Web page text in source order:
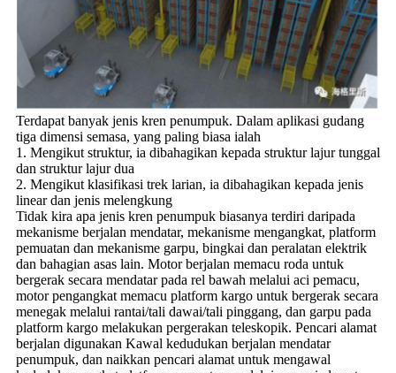
Terdapat banyak jenis kren penumpuk. Dalam aplikasi gudang
tiga dimensi semasa, yang paling biasa ialah
1. Mengikut struktur, ia dibahagikan kepada struktur lajur tunggal
dan struktur lajur dua
2. Mengikut klasifikasi trek larian, ia dibahagikan kepada jenis
linear dan jenis melengkung
Tidak kira apa jenis kren penumpuk biasanya terdiri daripada
mekanisme berjalan mendatar, mekanisme mengangkat, platform
pemuatan dan mekanisme garpu, bingkai dan peralatan elektrik
dan bahagian asas lain. Motor berjalan memacu roda untuk
bergerak secara mendatar pada rel bawah melalui aci pemacu,
motor pengangkat memacu platform kargo untuk bergerak secara
menegak melalui rantai/tali dawai/tali pinggang, dan garpu pada
platform kargo melakukan pergerakan teleskopik. Pencari alamat
berjalan digunakan Kawal kedudukan berjalan mendatar
penumpuk, dan naikkan pencari alamat untuk mengawal